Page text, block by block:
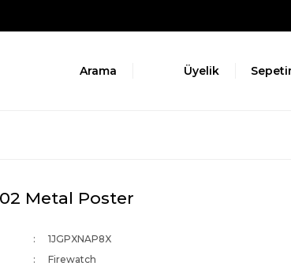
Arama Üyelik
Metal Poster
1JGPXNAP8X
Firewatch